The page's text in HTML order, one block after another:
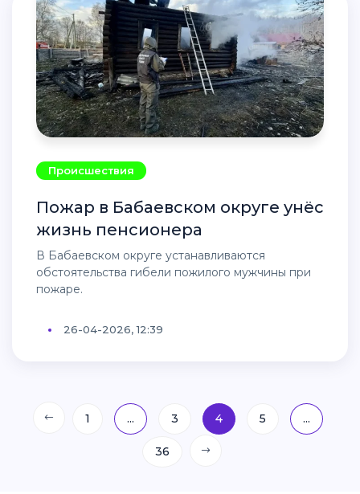
Происшествия
Пожар в Бабаевском округе унёс
жизнь пенсионера
В Бабаевском округе устанавливаются
обстоятельства гибели пожилого мужчины при
пожаре.
26-04-2026, 12:39
1 ... 3 4 5 ...
36